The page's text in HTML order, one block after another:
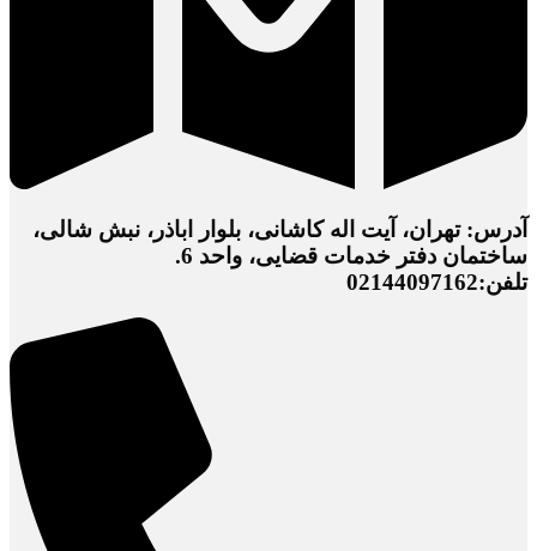
آدرس: تهران، آیت اله کاشانی، بلوار اباذر، نبش شالی،
ساختمان دفتر خدمات قضایی، واحد 6.
تلفن:02144097162